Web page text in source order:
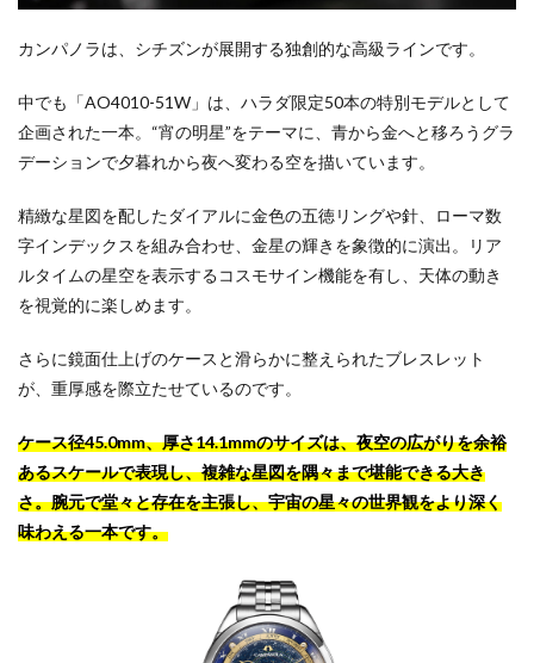
カンパノラは、シチズンが展開する独創的な高級ラインです。
中でも「AO4010-51W」は、ハラダ限定50本の特別モデルとして
企画された一本。“宵の明星”をテーマに、青から金へと移ろうグラ
デーションで夕暮れから夜へ変わる空を描いています。
精緻な星図を配したダイアルに金色の五徳リングや針、ローマ数
字インデックスを組み合わせ、金星の輝きを象徴的に演出。リア
ルタイムの星空を表示するコスモサイン機能を有し、天体の動き
を視覚的に楽しめます。
さらに鏡面仕上げのケースと滑らかに整えられたブレスレット
が、重厚感を際立たせているのです。
ケース径45.0mm、厚さ14.1mmのサイズは、夜空の広がりを余裕
あるスケールで表現し、複雑な星図を隅々まで堪能できる大き
さ。腕元で堂々と存在を主張し、宇宙の星々の世界観をより深く
味わえる一本です。